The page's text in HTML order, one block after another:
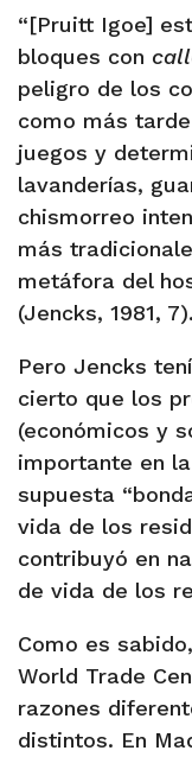
“[Pruitt Igoe]
bloques con
peligro de los
como más
juegos y
lavanderías,
chismorreo
más
metáfora del
(Jencks, 1981, 7).
Pero Jencks
cierto que los
(económicos y
importante en
supuesta
vida de los
contribuyó en
de vida de los
Como es
World Trade
razones
distintos. En